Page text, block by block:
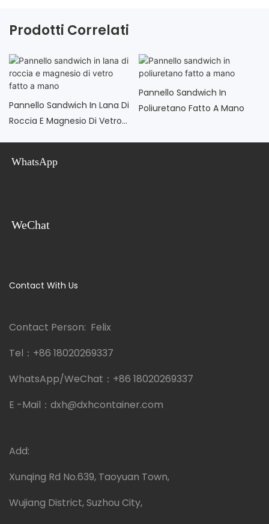
Prodotti Correlati
Pannello Sandwich In Lana Di
Roccia E Magnesio Di Vetro
Pannello Sandwich In
Poliuretano Fatto A Mano
WhatsApp
WeChat
Contact With Us
Contact Person: Felix
Tel： +86 18020269337
WhatsApp/WeChat： +86 18020269337
E -Mail： dxh@dxhcontainer.com
Add:
Xunqing Rd No.639, Taoyuan Town,
Wujiang District, Suzhou City,